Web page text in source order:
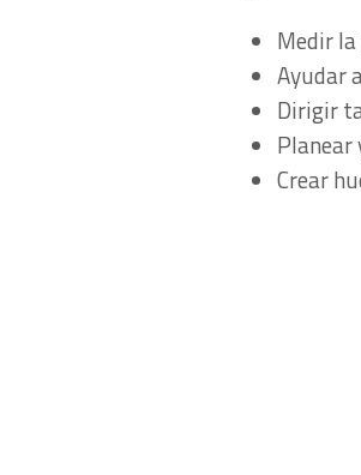
Medir
Ayudar
Dirigir
Crear